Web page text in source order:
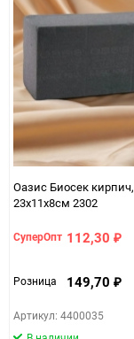
Оазис Биосек кирпич,
23х11х8см 2302
СуперОпт 112,30 ₽
Розница 149,70 ₽
Артикул: 4400035